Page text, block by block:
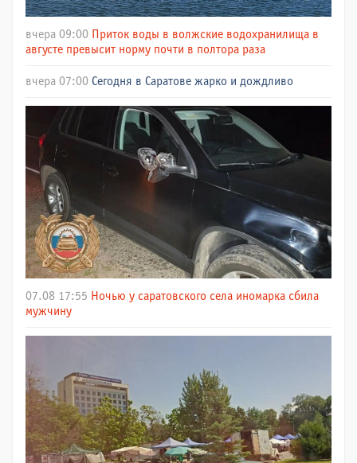
вчера 09:00 Приток воды в волжские водохранилища в
августе превысит норму почти в полтора раза
вчера 07:00 Сегодня в Саратове жарко и дождливо
07.08 17:55 Ночью у саратовского села иномарка сбила
мужчину